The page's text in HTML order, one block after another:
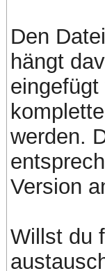
Den
hängt
werden.
Version
Willst du